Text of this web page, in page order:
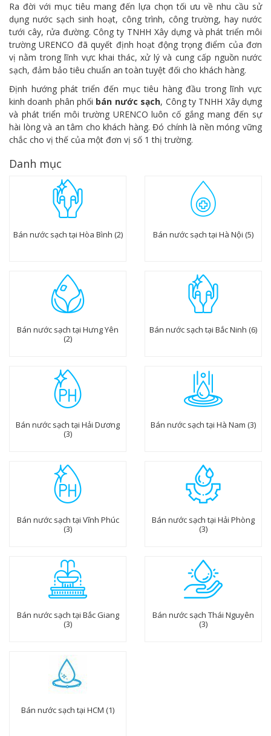
Ra đời với mục tiêu mang đến lựa chọn tối ưu về nhu cầu sử
dụng nước sạch sinh hoạt, công trình, công trường, hay nước
tưới cây, rửa đường. Công ty TNHH Xây dựng và phát triển môi
trường URENCO đã quyết định hoạt động trọng điểm của đơn
vị nằm trong lĩnh vực khai thác, xử lý và cung cấp nguồn nước
sạch, đảm bảo tiêu chuẩn an toàn tuyệt đối cho khách hàng.
Định hướng phát triển đến mục tiêu hàng đầu trong lĩnh vực
kinh doanh phân phối bán nước sạch, Công ty TNHH Xây dựng
và phát triển môi trường URENCO luôn cố gắng mang đến sự
hài lòng và an tâm cho khách hàng. Đó chính là nền móng vững
chắc cho vị thế của một đơn vị số 1 thị trường.
Danh mục
Bán nước sạch tại Hòa Bình (2) Bán nước sạch tại Hà Nội (5)
Bán nước sạch tại Hưng Yên
(2)
Bán nước sạch tại Bắc Ninh (6)
Bán nước sạch tại Hải Dương
(3)
Bán nước sạch tại Hà Nam (3)
Bán nước sạch tại Vĩnh Phúc
(3)
Bán nước sạch tại Hải Phòng
(3)
Bán nước sạch tại Bắc Giang
(3)
Bán nước sạch Thái Nguyên
(3)
Bán nước sạch tại HCM (1)